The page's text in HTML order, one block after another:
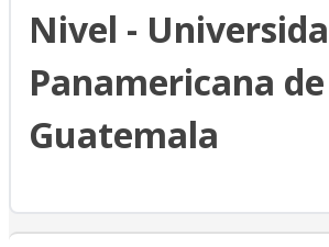
Nivel -
Panamericana de
Guatemala